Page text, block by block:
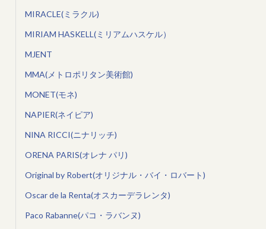
MIRACLE(ミラクル)
MIRIAM HASKELL(ミリアムハスケル）
MJENT
MMA(メトロポリタン美術館)
MONET(モネ)
NAPIER(ネイピア)
NINA RICCI(ニナリッチ)
ORENA PARIS(オレナ パリ)
Original by Robert(オリジナル・バイ・ロバート)
Oscar de la Renta(オスカーデラレンタ)
Paco Rabanne(パコ・ラバンヌ)